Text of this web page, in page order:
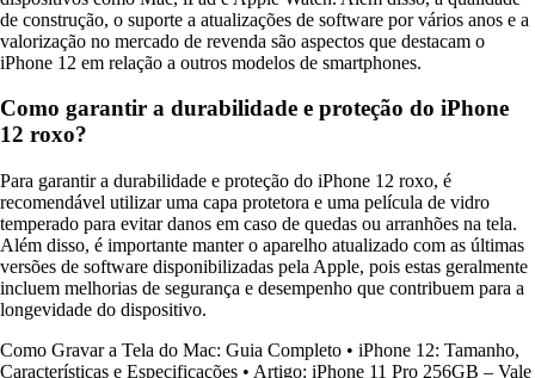
de construção, o suporte a atualizações de software por vários anos e a
valorização no mercado de revenda são aspectos que destacam o
iPhone 12 em relação a outros modelos de smartphones.
Como garantir a durabilidade e proteção do iPhone
12 roxo?
Para garantir a durabilidade e proteção do iPhone 12 roxo, é
recomendável utilizar uma capa protetora e uma película de vidro
temperado para evitar danos em caso de quedas ou arranhões na tela.
Além disso, é importante manter o aparelho atualizado com as últimas
versões de software disponibilizadas pela Apple, pois estas geralmente
incluem melhorias de segurança e desempenho que contribuem para a
longevidade do dispositivo.
Como Gravar a Tela do Mac: Guia Completo • iPhone 12: Tamanho,
Características e Especificações • Artigo: iPhone 11 Pro 256GB – Vale